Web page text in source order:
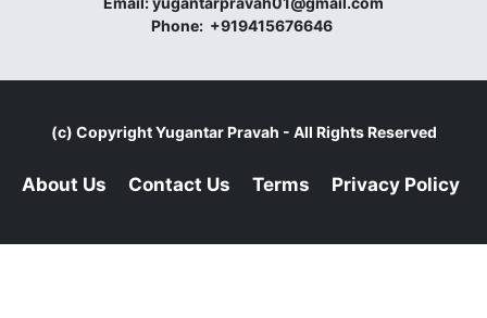
Phone: +919415676646
(c) CopyrightYugantar Pravah - All Rights Reserved
About Us Contact Us Terms Privacy Policy